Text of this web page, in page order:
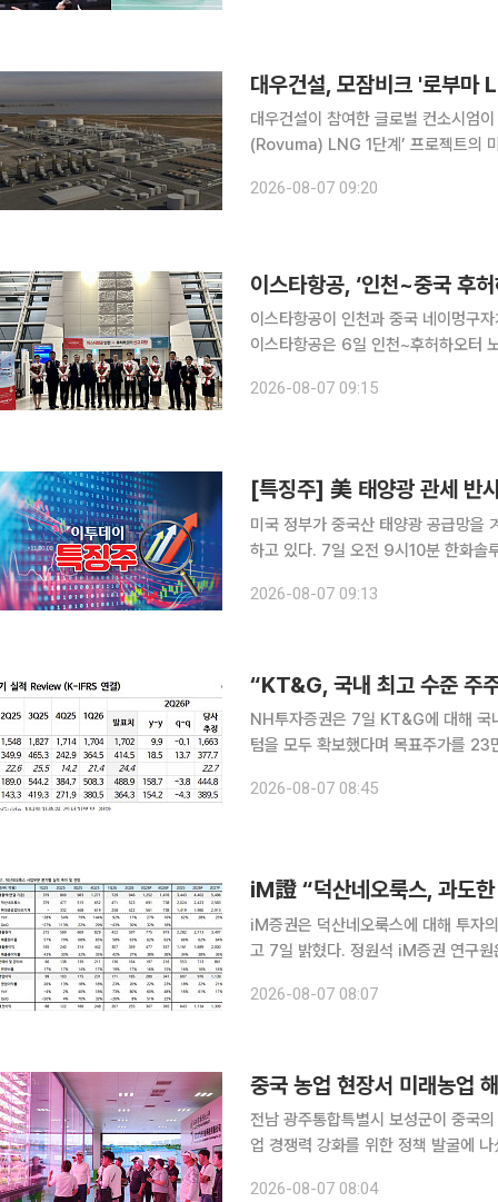
대우건설이 참여한 글로벌 컨소시엄
(Rovuma) LNG 1단계’ 프로젝트의 미드
위한 EPC 업체로 선정돼 사전 설계·
2026-08-07 09:20
이스타항공, ‘인천~중국 후
이스타항공이 인천과 중국 네이멍구
이스타항공은 6일 인천~후허하오터 노선에 신규
은 매주 목요일과 일요일 오후 10시
2026-08-07 09:15
미국 정부가 중국산 태양광 공급망을
하고 있다. 7일 오전 9시10분 한화솔루션은 전 거래일 대비 20.56% 오른 3만6650원에 거래 중
무역확장법 232조를 근거로 폴리실
2026-08-07 09:13
“KT&G, 국내 최고 수준 주
NH투자증권은 7일 KT&G에 대해 국
텀을 모두 확보했다며 목표주가를
치고 있다”며 “주주환원에 더해 해외
2026-08-07 08:45
iM證 “덕산네오룩스, 과도
iM증권은 덕산네오룩스에 대해 투자
고 7일 밝혔다. 정원석 iM증권 연구원은 “OLED 소재 본업뿐만 아니라 자회사 현대중공업터보기계
다”며 “현 주가에서는 적극적인 비중
2026-08-07 08:07
중국 농업 현장서 미래농업
전남 광주통합특별시 보성군이 중국
업 경쟁력 강화를 위한 정책 발굴에 나섰다. 보성군은 지난달 23일부터 30일까지 7
일 밝혔다. 이번 연수에는 지역
2026-08-07 08:04